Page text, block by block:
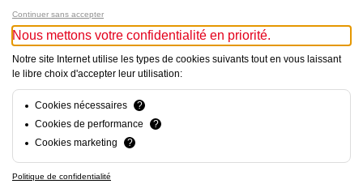
© Bucher+Walt 2011-2026
hsolutions.ch
Continuer sans accepter
Nous mettons votre confidentialité en priorité.
Notre site Internet utilise les types de cookies suivants tout en vous laissant
le libre choix d'accepter leur utilisation:
Cookies nécessaires
?
Cookies de performance
?
Cookies marketing
?
Politique de confidentialité